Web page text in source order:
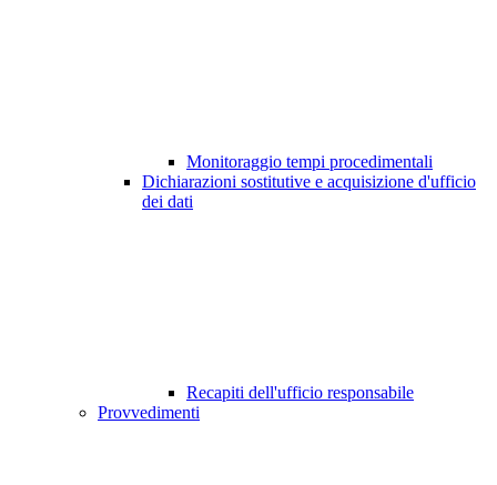
Monitoraggio tempi procedimentali
Dichiarazioni sostitutive e acquisizione d'ufficio
dei dati
Recapiti dell'ufficio responsabile
Provvedimenti